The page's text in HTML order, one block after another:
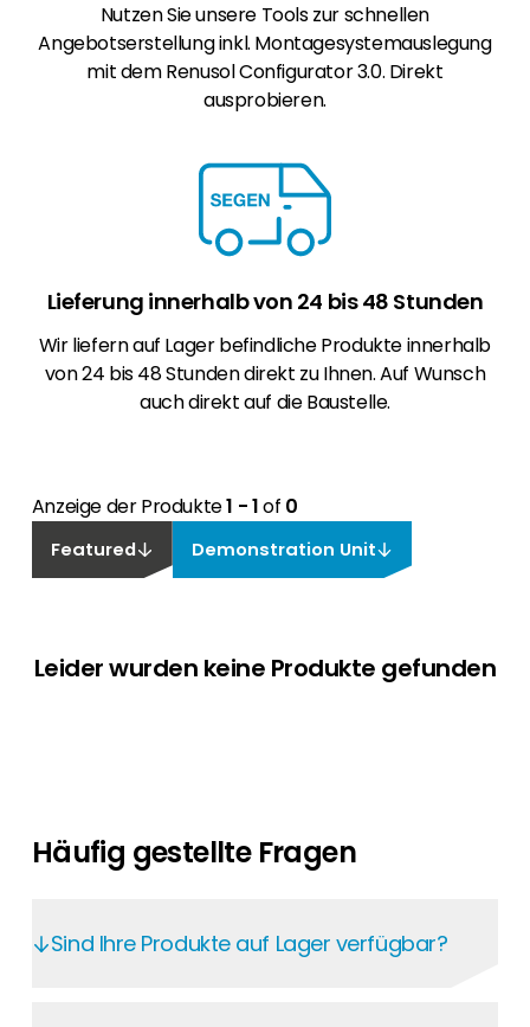
Nutzen Sie unsere Tools zur schnellen
Angebotserstellung inkl. Montagesystemauslegung
mit dem Renusol Configurator 3.0. Direkt
ausprobieren.
Lieferung innerhalb von 24 bis 48 Stunden
Wir liefern auf Lager befindliche Produkte innerhalb
von 24 bis 48 Stunden direkt zu Ihnen. Auf Wunsch
auch direkt auf die Baustelle.
Anzeige der Produkte1 - 1of 0
Featured Demonstration Unit
Leider wurden keine Produkte gefunden
Häufig gestellte Fragen
Sind Ihre Produkte auf Lager verfügbar?